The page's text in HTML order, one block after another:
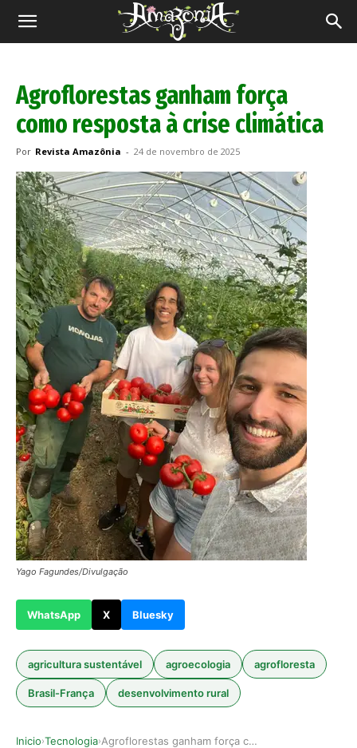
Revista
Agroflorestas ganham força
como resposta à crise climática
Por Revista Amazônia - 24 de novembro de 2025
Yago Fagundes/Divulgação
WhatsApp X Bluesky
agricultura sustentável agroecologia agrofloresta
Brasil-França desenvolvimento rural
Inicio›Tecnologia› Agroflorestas ganham força como resposta à cris…